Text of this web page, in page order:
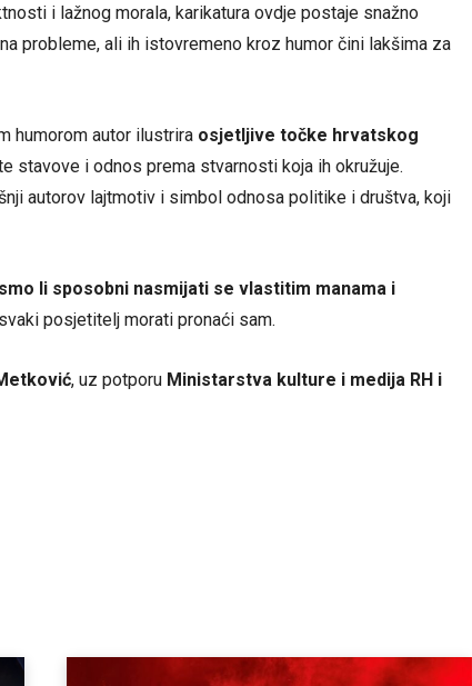
i lažnog morala, karikatura ovdje postaje snažno
probleme, ali ih istovremeno kroz humor čini lakšima za
humorom autor ilustrira osjetljive točke hrvatskog
stavove i odnos prema stvarnosti koja ih okružuje.
autorov lajtmotiv i simbol odnosa politike i društva, koji
li sposobni nasmijati se vlastitim manama i
posjetitelj morati pronaći sam.
, uz potporu Ministarstva kulture i medija RH i